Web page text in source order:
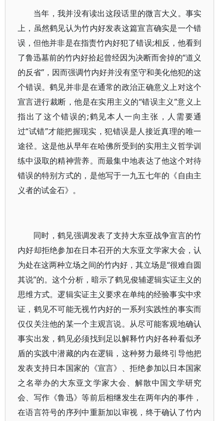
当年，我并没有读出这段话里的微言大义。事实
上，虽然鹤见认为竹内好发表这篇宣言确实是一个错
误，但他并非是在指责竹内好犯了错误;相反，他看到
了鲁迅墓前的竹内好拾起曾经因为决断而舍掉的“道义
的反省”，因而强调竹内好并没有坚守和美化他犯的这
个错误。鹤见并非是在通常的政治正确意义上对这个
宣言进行裁断，他是在实用主义的“错误主义”意义上
指出了这个错误的;鹤见本人一向主张，人需要通
过“试错”才能把握现实，犯错误是人接近真理的唯一
途径。这是他从早年在哈佛所受到的实用主义哲学训
练中汲取的精神营养。而最集中地表达了他这个对待
错误的特别方式的，是他写于一九五七年的《自由主
义者的试金石》。
同时，鹤见强调发表了支持大东亚战争宣言的竹
内好却拒绝参加在日本召开的大东亚文学家大会，认
为处在这两种立场之间的竹内好，其立场是“很难自圆
其说”的。这个分析，暗示了鹤见俊辅逻辑实证主义的
思维方式。逻辑实证主义要求在单纯的经验事实中求
证，鹤见不可能无视竹内好的一系列实践性的事实而
仅仅关注他的某一个主观言说。从尽可能客观地确认
事实出发，鹤见必须找到足以解释竹内好各种看似矛
盾的实践中潜藏的内在逻辑，这种努力最终引导他把
发表支持日本国家的《宣言》、拒绝参加以日本国家
之名举办的大东亚文学家大会、解散中国文学研究
会、写作《鲁迅》等前后相继发生在两年内的事件，
在语言符号的序列中重新加以审视，终于确认了竹内